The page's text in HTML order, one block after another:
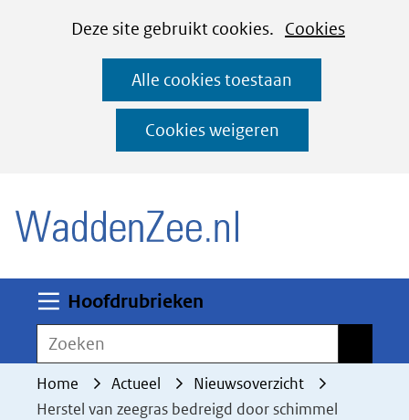
CookiesDeze site gebruikt cookies. Cookies
deze
worden
toegestaan
geweigerd.
Alle cookies toestaan
Cookies weigeren
Ga
naar
de
inhoud
Hoofdrubrieken
Zoeken
Home Actueel
Nieuwsoverzicht
Herstel van zeegras bedreigd door schimmel